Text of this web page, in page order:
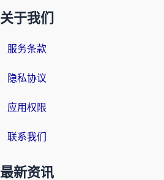
关于我们
服务条款
隐私协议
应用权限
联系我们
最新资讯